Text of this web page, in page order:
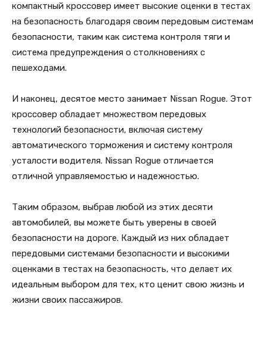
компактный кроссовер имеет высокие оценки в тестах
на безопасность благодаря своим передовым системам
безопасности, таким как система контроля тяги и
система предупреждения о столкновениях с
пешеходами.
И наконец, десятое место занимает Nissan Rogue. Этот
кроссовер обладает множеством передовых
технологий безопасности, включая систему
автоматического торможения и систему контроля
усталости водителя. Nissan Rogue отличается
отличной управляемостью и надежностью.
Таким образом, выбрав любой из этих десяти
автомобилей, вы можете быть уверены в своей
безопасности на дороге. Каждый из них обладает
передовыми системами безопасности и высокими
оценками в тестах на безопасность, что делает их
идеальным выбором для тех, кто ценит свою жизнь и
жизни своих пассажиров.